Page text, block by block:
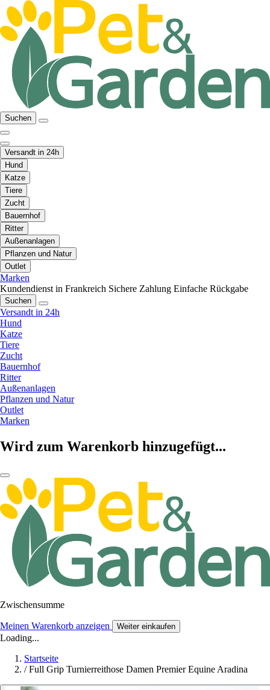
Suchen
Versandt in 24h
Hund
Katze
Tiere
Zucht
Bauernhof
Ritter
Außenanlagen
Pflanzen und Natur
Outlet
Marken
Kundendienst in Frankreich Sichere Zahlung Einfache Rückgabe
Suchen
Versandt in 24h
Hund
Katze
Tiere
Zucht
Bauernhof
Ritter
Außenanlagen
Pflanzen und Natur
Outlet
Marken
Wird zum Warenkorb hinzugefügt...
Zwischensumme
Meinen Warenkorb anzeigen Weiter einkaufen
Loading...
Startseite
/ Full Grip Turnierreithose Damen Premier Equine Aradina